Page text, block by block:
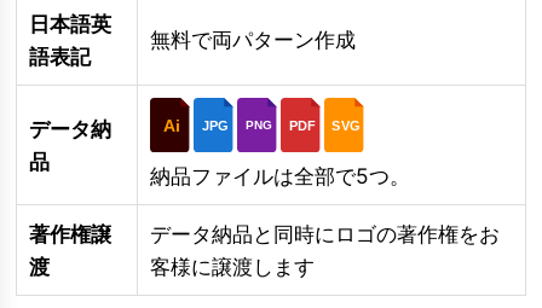
日本語英
語表記
無料で両パターン作成
データ納
品
Ai JPG PNG PDF SVG
納品ファイルは全部で5つ。
著作権譲
渡
データ納品と同時にロゴの著作権をお
客様に譲渡します